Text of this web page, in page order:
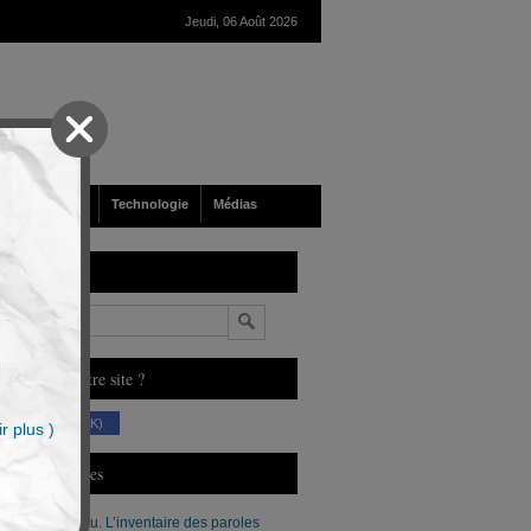
Jeudi, 06 Août 2026
Société Technologie Médias
Vous aimez notre site ?
(230 K)
Derniers Articles
Xavier Moreau. L’inventaire des paroles
plus )